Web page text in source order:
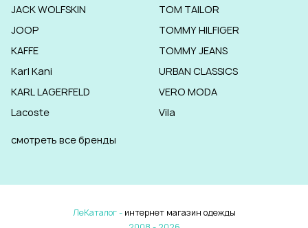
JACK WOLFSKIN
JOOP
KAFFE
Karl Kani
KARL LAGERFELD
Lacoste
TOM TAILOR
TOMMY HILFIGER
TOMMY JEANS
URBAN CLASSICS
VERO MODA
Vila
смотреть все бренды
ЛеКаталог - интернет магазин одежды